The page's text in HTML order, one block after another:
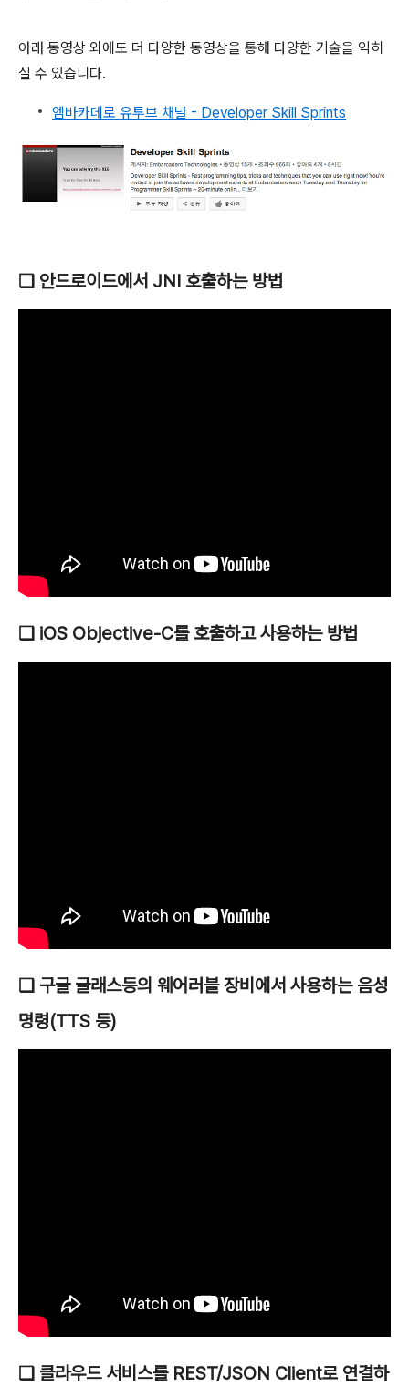
아래 동영상 외에도 더 다양한 동영상을 통해 다양한 기술을 익히
실 수 있습니다.
엠바카데로 유투브 채널 - Developer Skill Sprints
❑ 안드로이드에서 JNI 호출하는 방법
❑ iOS Objective-C를 호출하고 사용하는 방법
❑ 구글 글래스등의 웨어러블 장비에서 사용하는 음성
명령(TTS 등)
❑ 클라우드 서비스를 REST/JSON Client로 연결하